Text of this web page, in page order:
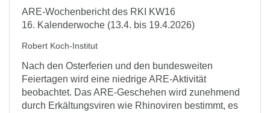
ARE-Wochenbericht des RKI KW16
16. Kalenderwoche (13.4. bis 19.4.2026)
Robert Koch-Institut
Nach den Osterferien und den bundesweiten
Feiertagen wird eine niedrige ARE-Aktivität
beobachtet. Das ARE-Geschehen wird zunehmend
durch Erkältungsviren wie Rhinoviren bestimmt, es